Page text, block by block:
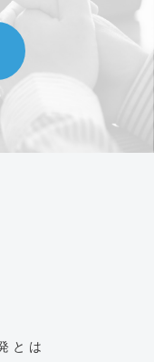
と は